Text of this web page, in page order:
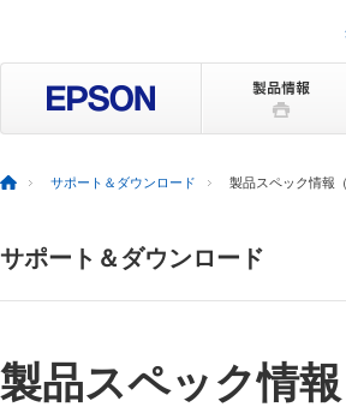
ビ
ョ
を
ス
サポート＆ダウンロード 製品スペック情報
サポート＆ダウンロード
製品スペック情